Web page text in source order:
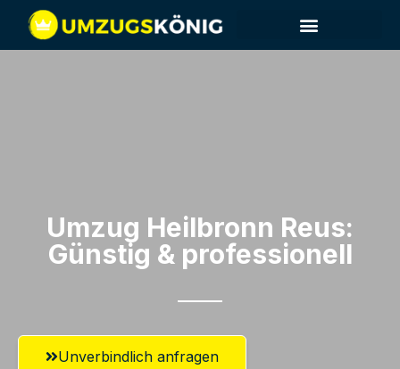
Umzug Heilbronn​ Reus:
Günstig & professionell​
Unverbindlich anfragen